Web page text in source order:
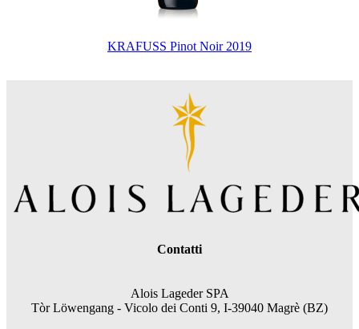
KRAFUSS Pinot Noir 2019
Contatti
Alois Lageder SPA
Tòr Löwengang - Vicolo dei Conti 9, I-39040 Magrè (BZ)